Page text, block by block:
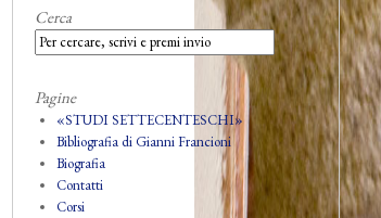
Cerca
Pagine
«STUDI SETTECENTESCHI»
Bibliografia di Gianni Francioni
Biografia
Contatti
Corsi